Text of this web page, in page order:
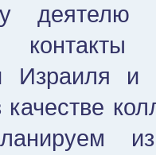
Израиля